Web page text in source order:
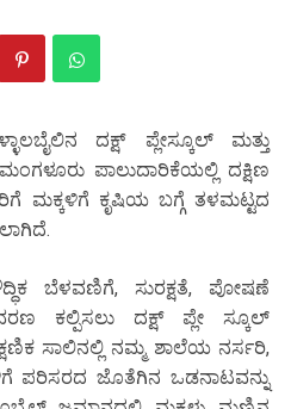
ದಕ್ಷ್ ಪ್ಲೇಸ್ಕೂಲ್ ಮತ್ತು
ಪಾಲುದಾರಿಕೆಯಲ್ಲಿ ದಕ್ಷಿಣ
ಮಕ್ಕಳಿಗೆ ಕೃಷಿಯ ಬಗ್ಗೆ ತಳಮಟ್ಟದ
ಬೆಳವಣಿಗೆ, ಸುರಕ್ಷತೆ, ಪೋಷಣೆ
ಕಲ್ಪಿಸಲು ದಕ್ಷ್ ಪ್ಲೇ ಸ್ಕೂಲ್
ಸಾಲಿನಲ್ಲಿ ನಮ್ಮ ಶಾಲೆಯ ನರ್ಸರಿ,
ಪರಿಸರದ ಜೊತೆಗಿನ ಒಡನಾಟವನ್ನು